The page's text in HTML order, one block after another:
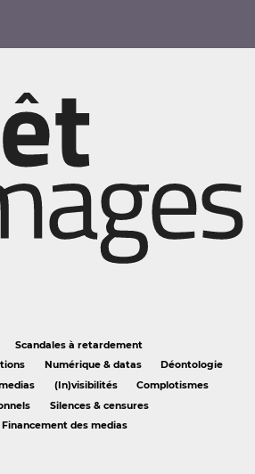
Scandales à retardement
Numérique & datas
Déontologie
(In)visibilités
Complotismes
Silences & censures
Financement des medias